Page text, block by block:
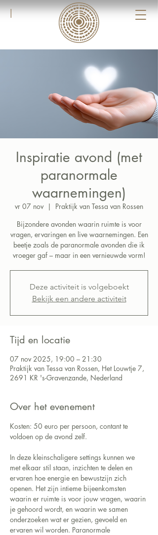
|
Inspiratie avond (met
paranormale
waarnemingen)
vr 07 nov
  |
Praktijk van Tessa van Rossen
Bijzondere avonden waarin ruimte is voor
vragen, ervaringen en live waarnemingen. Een
beetje zoals de paranormale avonden die ik
vroeger gaf – maar in een vernieuwde vorm!
Deze activiteit is volgeboekt
Bekijk een andere activiteit
Tijd en locatie
07 nov 2025, 19:00 – 21:30
Praktijk van Tessa van Rossen, Het Louwtje 7,
2691 KR 's-Gravenzande, Nederland
Over het evenement
Kosten: 50 euro per persoon, contant te
voldoen op de avond zelf.
In deze kleinschaligere settings kunnen we
met elkaar stil staan, inzichten te delen en
ervaren hoe energie en bewustzijn zich
openen. Het zijn intieme bijeenkomsten
waarin er ruimte is voor jouw vragen, waarin
je gehoord wordt, en waarin we samen
onderzoeken wat er gezien, gevoeld en
ervaren wil worden. Paranormale